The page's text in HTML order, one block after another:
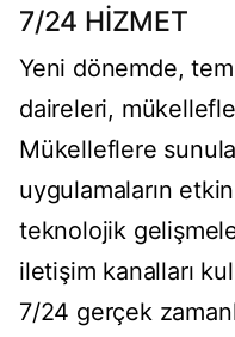
7/24 HİZMET
Yeni dönemde,
daireleri,
Mükelleflere
uygulamaların
teknolojik
iletişim kanalları
7/24 gerçek